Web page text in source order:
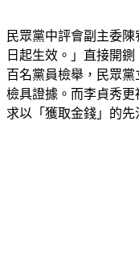
民眾黨中評會副主委
日起生效。」直接開
百名黨員檢舉，民眾
檢具證據。而李貞秀
求以「獲取金錢」的先